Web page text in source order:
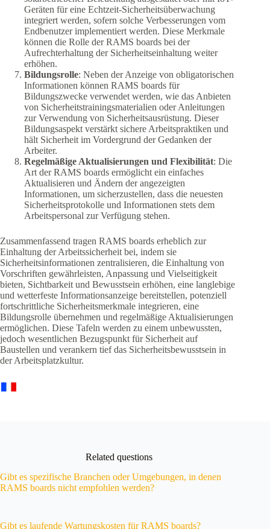
Geräten für eine Echtzeit-Sicherheitsüberwachung
integriert werden, sofern solche Verbesserungen vom
Endbenutzer implementiert werden. Diese Merkmale
können die Rolle der RAMS boards bei der
Aufrechterhaltung der Sicherheitseinhaltung weiter
erhöhen.
Bildungsrolle: Neben der Anzeige von obligatorischen
Informationen können RAMS boards für
Bildungszwecke verwendet werden, wie das Anbieten
von Sicherheitstrainingsmaterialien oder Anleitungen
zur Verwendung von Sicherheitsausrüstung. Dieser
Bildungsaspekt verstärkt sichere Arbeitspraktiken und
hält Sicherheit im Vordergrund der Gedanken der
Arbeiter.
Regelmäßige Aktualisierungen und Flexibilität: Die
Art der RAMS boards ermöglicht ein einfaches
Aktualisieren und Ändern der angezeigten
Informationen, um sicherzustellen, dass die neuesten
Sicherheitsprotokolle und Informationen stets dem
Arbeitspersonal zur Verfügung stehen.
Zusammenfassend tragen RAMS boards erheblich zur
Einhaltung der Arbeitssicherheit bei, indem sie
Sicherheitsinformationen zentralisieren, die Einhaltung von
Vorschriften gewährleisten, Anpassung und Vielseitigkeit
bieten, Sichtbarkeit und Bewusstsein erhöhen, eine langlebige
und wetterfeste Informationsanzeige bereitstellen, potenziell
fortschrittliche Sicherheitsmerkmale integrieren, eine
Bildungsrolle übernehmen und regelmäßige Aktualisierungen
ermöglichen. Diese Tafeln werden zu einem unbewussten,
jedoch wesentlichen Bezugspunkt für Sicherheit auf
Baustellen und verankern tief das Sicherheitsbewusstsein in
der Arbeitsplatzkultur.
Related questions
Gibt es spezifische Branchen oder Umgebungen, in denen
RAMS boards nicht empfohlen werden?
Gibt es laufende Wartungskosten für RAMS boards?